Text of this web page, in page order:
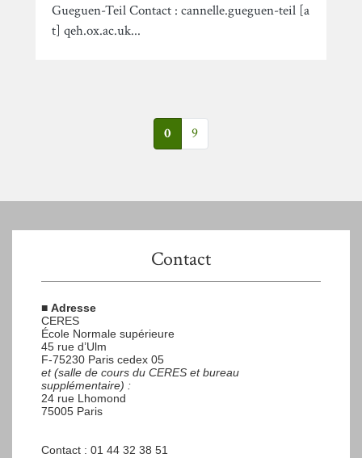
Gueguen-Teil Contact : cannelle.gueguen-teil [a
t] qeh.ox.ac.uk...
0 9
Contact
■ Adresse
CERES
École Normale supérieure
45 rue d’Ulm
F-75230 Paris cedex 05
et (salle de cours du CERES et bureau
supplémentaire) :
24 rue Lhomond
75005 Paris
Contact : 01 44 32 38 51